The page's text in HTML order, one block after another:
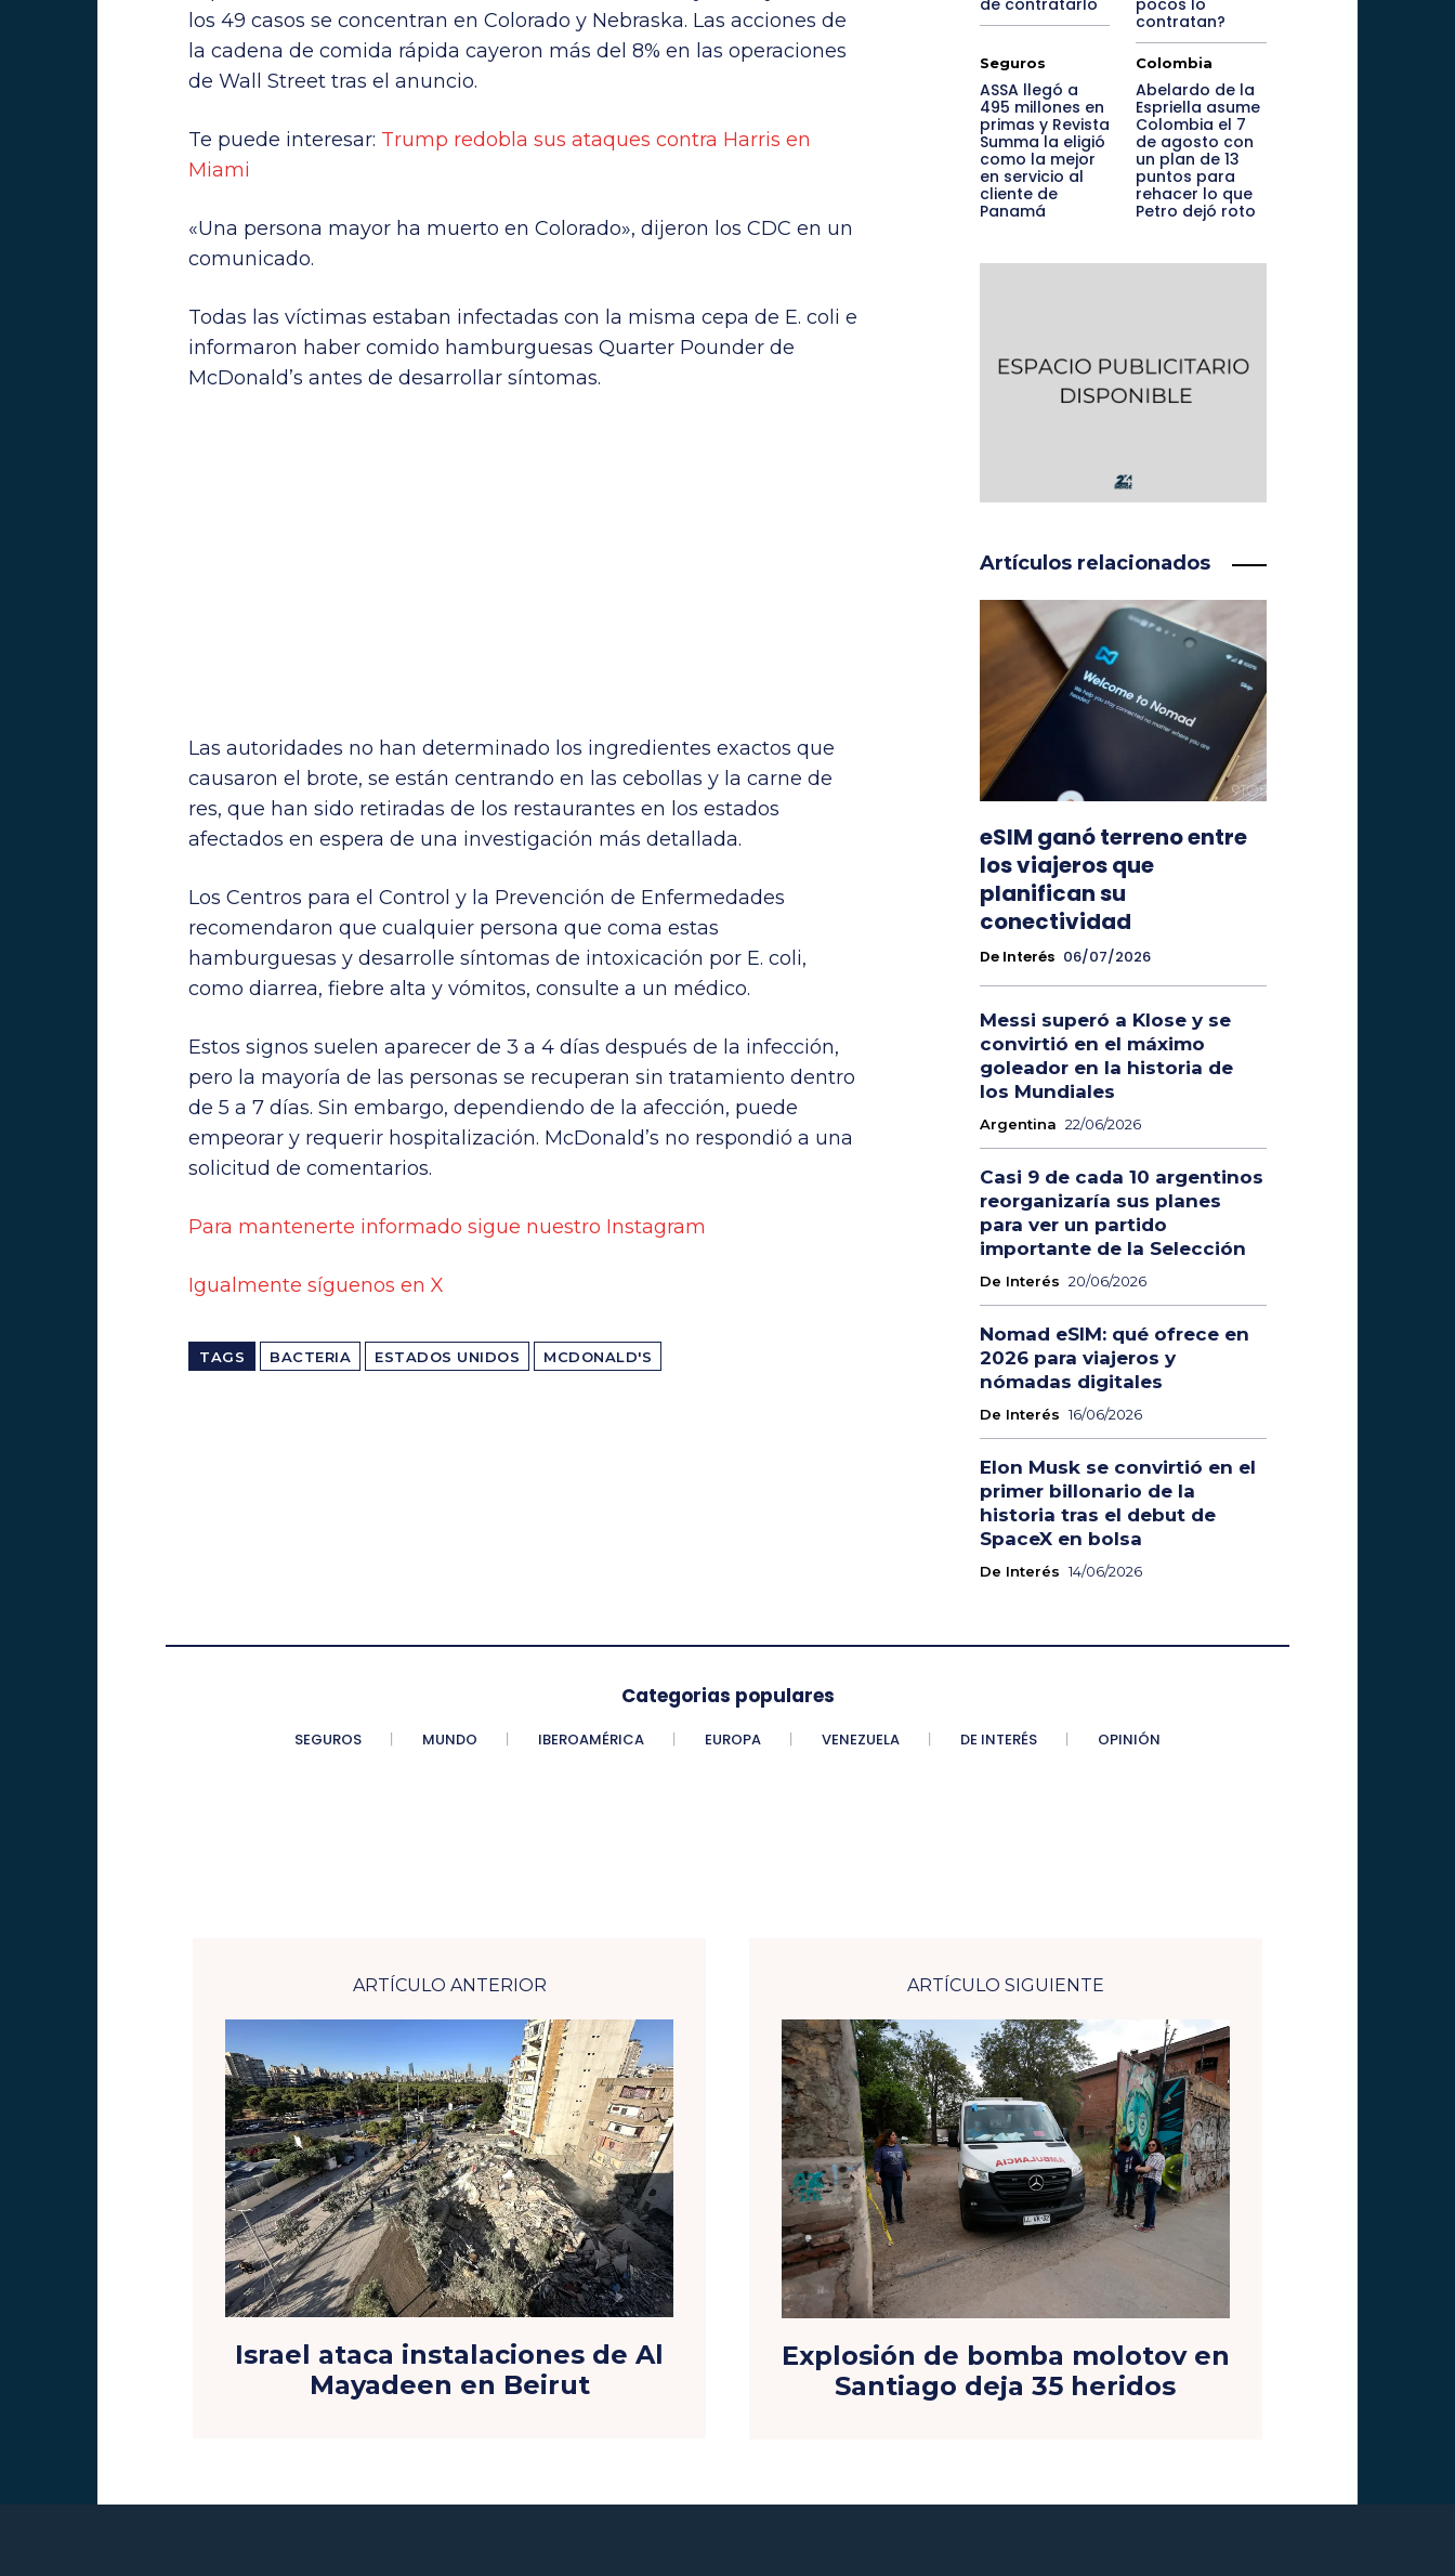
los 49 casos se concentran en Colorado y Nebraska. Las acciones de
la cadena de comida rápida cayeron más del 8% en las operaciones
de Wall Street tras el anuncio.
Te puede interesar: Trump redobla sus ataques contra Harris en
Miami
«Una persona mayor ha muerto en Colorado», dijeron los CDC en un
comunicado.
Todas las víctimas estaban infectadas con la misma cepa de E. coli e
informaron haber comido hamburguesas Quarter Pounder de
McDonald’s antes de desarrollar síntomas.
Las autoridades no han determinado los ingredientes exactos que
causaron el brote, se están centrando en las cebollas y la carne de
res, que han sido retiradas de los restaurantes en los estados
afectados en espera de una investigación más detallada.
Los Centros para el Control y la Prevención de Enfermedades
recomendaron que cualquier persona que coma estas
hamburguesas y desarrolle síntomas de intoxicación por E. coli,
como diarrea, fiebre alta y vómitos, consulte a un médico.
Estos signos suelen aparecer de 3 a 4 días después de la infección,
pero la mayoría de las personas se recuperan sin tratamiento dentro
de 5 a 7 días. Sin embargo, dependiendo de la afección, puede
empeorar y requerir hospitalización. McDonald’s no respondió a una
solicitud de comentarios.
Para mantenerte informado sigue nuestro Instagram
Igualmente síguenos en X
TAGS BACTERIA ESTADOS UNIDOS MCDONALD'S
de contratarlo
pocos lo
contratan?
Seguros
ASSA llegó a
495 millones en
primas y Revista
Summa la eligió
como la mejor
en servicio al
cliente de
Panamá
Colombia
Abelardo de la
Espriella asume
Colombia el 7
de agosto con
un plan de 13
puntos para
rehacer lo que
Petro dejó roto
Artículos relacionados
eSIM ganó terreno entre
los viajeros que
planifican su
conectividad
De Interés 06/07/2026
Messi superó a Klose y se
convirtió en el máximo
goleador en la historia de
los Mundiales
Argentina 22/06/2026
Casi 9 de cada 10 argentinos
reorganizaría sus planes
para ver un partido
importante de la Selección
De Interés 20/06/2026
Nomad eSIM: qué ofrece en
2026 para viajeros y
nómadas digitales
De Interés 16/06/2026
Elon Musk se convirtió en el
primer billonario de la
historia tras el debut de
SpaceX en bolsa
De Interés 14/06/2026
Categorias populares
SEGUROS MUNDO IBEROAMÉRICA EUROPA VENEZUELA DE INTERÉS OPINIÓN
ARTÍCULO ANTERIOR
Israel ataca instalaciones de Al
Mayadeen en Beirut
ARTÍCULO SIGUIENTE
Explosión de bomba molotov en
Santiago deja 35 heridos